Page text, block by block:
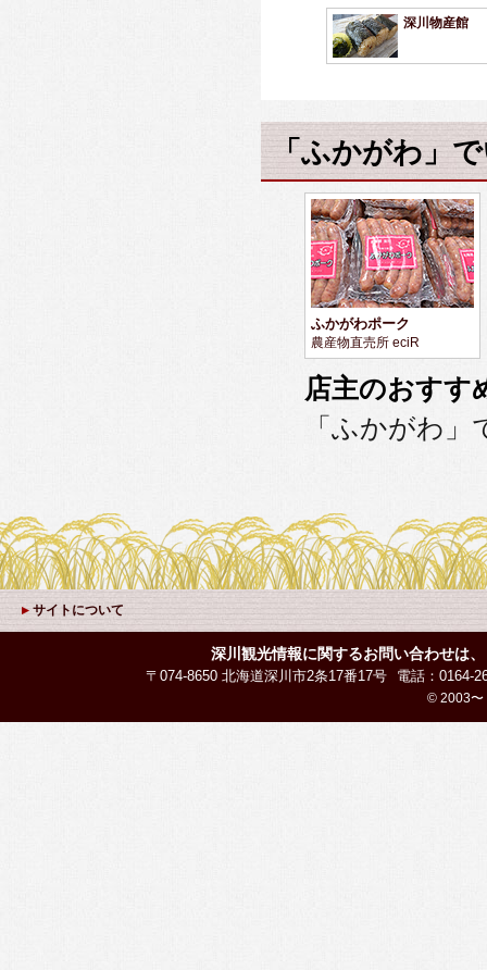
深川物産館
「ふかがわ」
ふかがわポーク
農産物直売所 eciR
店主のおすす
「ふかがわ
サイトについて
深川観光情報に関するお問い合わせは、
〒074-8650 北海道深川市2条17番17号 電話：0164-
© 2003〜